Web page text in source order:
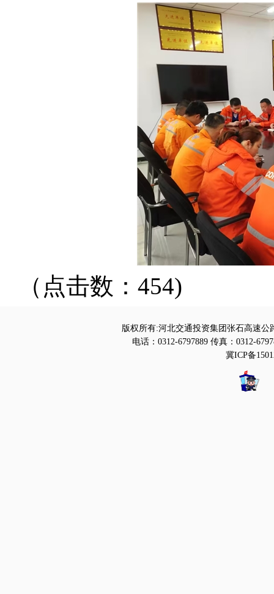
（点击数：454)
版权所有:河北交通投资集团张石高速公
电话：0312-6797889 传真：0312-
冀ICP备